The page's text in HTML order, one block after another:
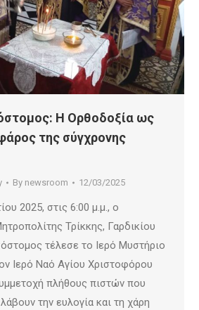
Η Ορθοδοξία ως
της σύγχρονης
By newsroom 12/03/2025
2025, στις 6:00 μ.μ., ο
Τρίκκης, Γαρδικίου
τέλεσε το Ιερό Μυστήριο
Ιερό Ναό Αγίου Χριστοφόρου
πλήθους πιστών που
την ευλογία και τη χάρη